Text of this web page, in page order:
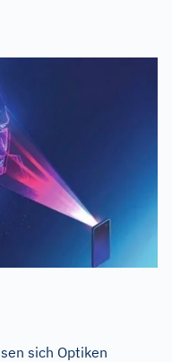
sich Optiken